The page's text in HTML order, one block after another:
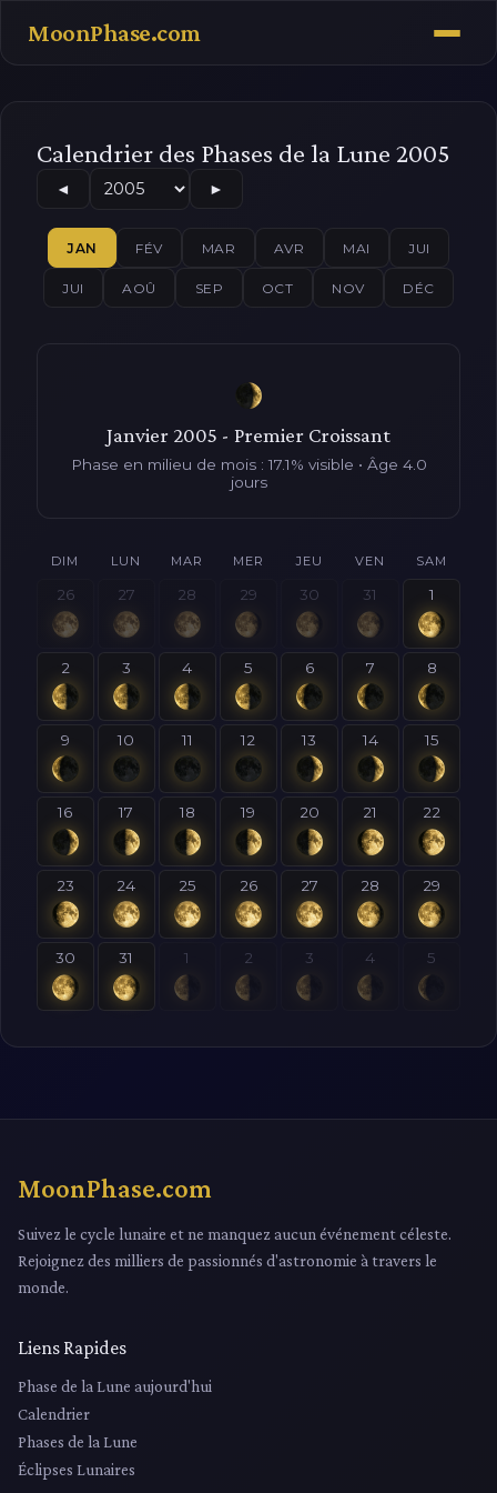
MoonPhase.com
Calendrier des Phases de la Lune 2005
◄ ►
JAN FÉV MAR AVR MAI JUI
JUI AOÛ SEP OCT NOV DÉC
Janvier 2005 - Premier Croissant
Phase en milieu de mois : 17.1% visible • Âge 4.0
jours
DIM LUN MAR MER JEU VEN SAM
26 27 28 29 30 31 1
2 3 4 5 6 7 8
9 10 11 12 13 14 15
16 17 18 19 20 21 22
23 24 25 26 27 28 29
30 31 1 2 3 4 5
MoonPhase.com
Suivez le cycle lunaire et ne manquez aucun événement céleste.
Rejoignez des milliers de passionnés d'astronomie à travers le
monde.
Liens Rapides
Phase de la Lune aujourd'hui
Calendrier
Phases de la Lune
Éclipses Lunaires